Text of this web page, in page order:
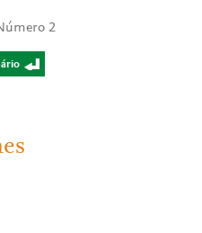
2